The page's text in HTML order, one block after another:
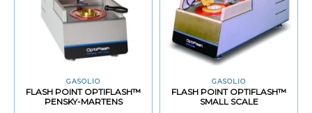
GASOLIO
FLASH POINT OPTIFLASH™
PENSKY-MARTENS
GASOLIO
FLASH POINT OPTIFLASH™
SMALL SCALE